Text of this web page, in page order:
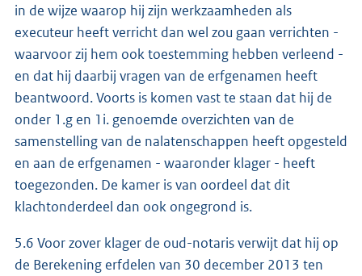
in de wijze waarop hij zijn werkzaamheden als
executeur heeft verricht dan wel zou gaan verrichten -
waarvoor zij hem ook toestemming hebben verleend -
en dat hij daarbij vragen van de erfgenamen heeft
beantwoord. Voorts is komen vast te staan dat hij de
onder 1.g en 1i. genoemde overzichten van de
samenstelling van de nalatenschappen heeft opgesteld
en aan de erfgenamen - waaronder klager - heeft
toegezonden. De kamer is van oordeel dat dit
klachtonderdeel dan ook ongegrond is.
5.6 Voor zover klager de oud-notaris verwijt dat hij op
de Berekening erfdelen van 30 december 2013 ten